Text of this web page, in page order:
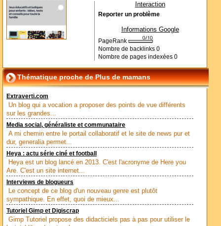
Interaction
Reporter un problème
Informations Google
PageRank
Nombre de backlinks 0
Nombre de pages indexées 0
Thématique proche de Plus de mamans
Extraverti.com
Un blog qui a vocation a proposer des points de vue différents
sur les grandes...
Media social, généraliste et communataire
A mi chemin entre le portail collaboratif et le site de news pur et
dur, generalia permet...
Heya : actu série ciné et football
Heya est un blog lancé en 2013. C'est l'acronyme de Here you
Are. C'est un site internet...
Interviews de blogueurs
Le concept de ce blog d'un nouveau genre est plutôt
sympathique. En effet, quoi de mieux...
Tutoriel Gimp et Digiscrap
Gimp Tutoriel propose des didacticiels pas à pas pour utiliser le